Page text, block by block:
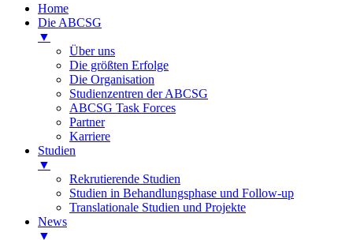
Home
Die ABCSG
▼
Über uns
Die größten Erfolge
Die Organisation
Studienzentren der ABCSG
ABCSG Task Forces
Partner
Karriere
Studien
▼
Rekrutierende Studien
Studien in Behandlungsphase und Follow-up
Translationale Studien und Projekte
News
▼